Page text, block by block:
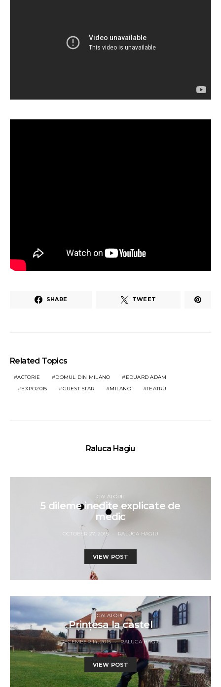
SHARE TWEET
Related Topics
ACTORIE DOMUL DIN MILANO
EDUARD ADAM
EXPO2015
GUEST STAR MILANO TEATRU
Raluca Hagiu
CALATORII
5 dileme inedite explicate de
medic
OCTOBER 27, 2015 RALUCA HAGIU
VIEW POST
CALATORII
Prințesa la castel
DECEMBER 14, 2015 RALUCA HAGIU
VIEW POST